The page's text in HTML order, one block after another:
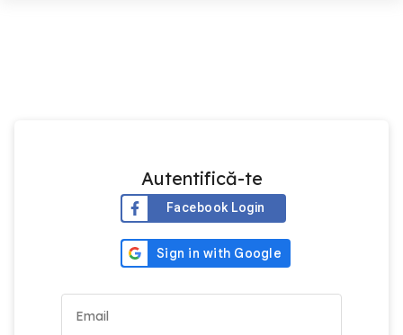
Autentifică-te
Facebook Login